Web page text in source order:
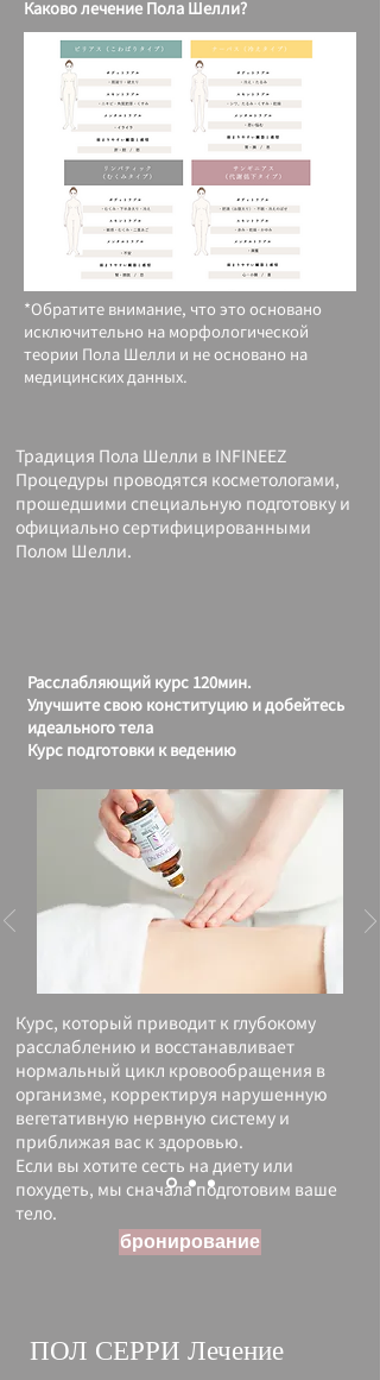
Каково лечение Пола Шелли?
*Обратите внимание, что это основано
исключительно на морфологической
теории Пола Шелли и не основано на
медицинских данных.
Традиция Пола Шелли в INFINEEZ
Процедуры проводятся косметологами,
прошедшими специальную подготовку и
официально сертифицированными
Полом Шелли.
Расслабляющий курс 120мин.
Улучшите свою конституцию и добейтесь
идеального тела
Курс подготовки к ведению
Курс, который приводит к глубокому
расслаблению и восстанавливает
нормальный цикл кровообращения в
организме, корректируя нарушенную
вегетативную нервную систему и
приближая вас к здоровью.
Если вы хотите сесть на диету или
похудеть, мы сначала подготовим ваше
тело.
бронирование
ПОЛ СЕРРИ Лечение